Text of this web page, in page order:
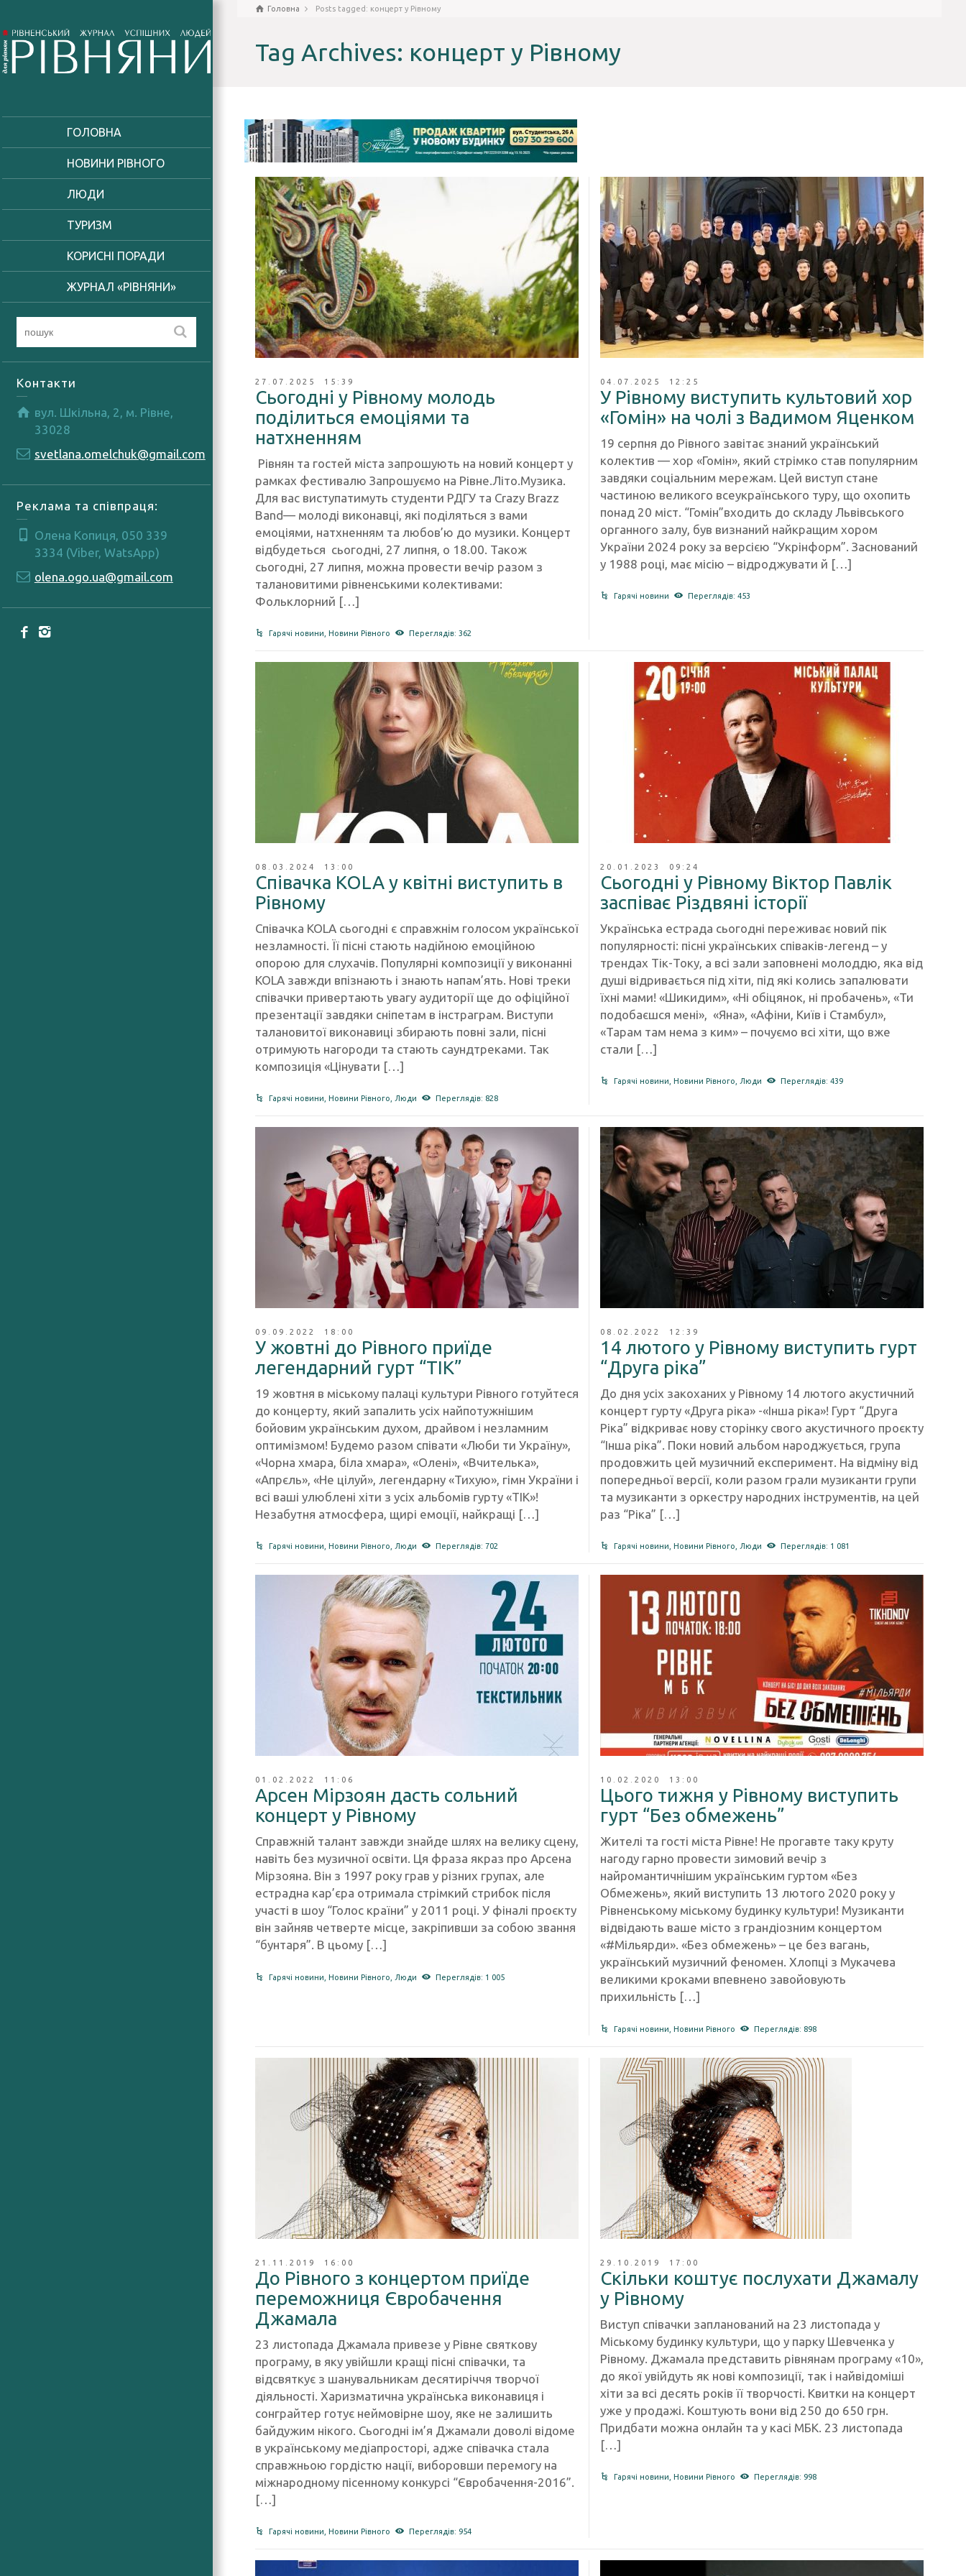
ГОЛОВНА
НОВИНИ РІВНОГО
ЛЮДИ
ТУРИЗМ
КОРИСНІ ПОРАДИ
ЖУРНАЛ «РІВНЯНИ»
Контакти
вул. Шкільна, 2, м. Рівне,
33028
svetlana.omelchuk@gmail.com
Реклама та співпраця:
Олена Копиця, 050 339
3334 (Viber, WatsApp)
olena.ogo.ua@gmail.com
Головна Posts tagged: концерт у Рівному
Tag Archives: концерт у Рівному
27.07.2025 15:39
Сьогодні у Рівному молодь
поділиться емоціями та
натхненням
Рівнян та гостей міста запрошують на новий концерт у
рамках фестивалю Запрошуємо на Рівне.Літо.Музика.
Для вас виступатимуть студенти РДГУ та Crazy Brazz
Band— молоді виконавці, які поділяться з вами
емоціями, натхненням та любов’ю до музики. Концерт
відбудеться сьогодні, 27 липня, о 18.00. Також
сьогодні, 27 липня, можна провести вечір разом з
талановитими рівненськими колективами:
Фольклорний […]
Гарячі новини ,Новини Рівного Переглядів: 362
04.07.2025 12:25
У Рівному виступить культовий хор
«Гомін» на чолі з Вадимом Яценком
19 серпня до Рівного завітає знаний український
колектив — хор «Гомін», який стрімко став популярним
завдяки соціальним мережам. Цей виступ стане
частиною великого всеукраїнського туру, що охопить
понад 20 міст. “Гомін”входить до складу Львівського
органного залу, був визнаний найкращим хором
України 2024 року за версією “Укрінформ”. Заснований
у 1988 році, має місію – відроджувати й […]
Гарячі новини Переглядів: 453
08.03.2024 13:00
Співачка KOLA у квітні виступить в
Рівному
Співачка KOLA сьогодні є справжнім голосом української
незламності. Її пісні стають надійною емоційною
опорою для слухачів. Популярні композиції у виконанні
KOLA завжди впізнають і знають напам’ять. Нові треки
співачки привертають увагу аудиторії ще до офіційної
презентації завдяки сніпетам в інстраграм. Виступи
талановитої виконавиці збирають повні зали, пісні
отримують нагороди та стають саундтреками. Так
композиція «Цінувати […]
Гарячі новини ,Новини Рівного Люди Переглядів: 828
20.01.2023 09:24
Сьогодні у Рівному Віктор Павлік
заспіває Різдвяні історії
Українська естрада сьогодні переживає новий пік
популярності: пісні українських співаків-легенд – у
трендах Тік-Току, а всі зали заповнені молоддю, яка від
душі відривається під хіти, під які колись запалювати
їхні мами! «Шикидим», «Ні обіцянок, ні пробачень», «Ти
подобаєшся мені», «Яна», «Афіни, Київ і Стамбул»,
«Тарам там нема з ким» – почуємо всі хіти, що вже
стали […]
Гарячі новини ,Новини Рівного Люди Переглядів: 439
09.09.2022 18:00
У жовтні до Рівного приїде
легендарний гурт “ТІК”
19 жовтня в міському палаці культури Рівного готуйтеся
до концерту, який запалить усіх найпотужнішим
бойовим українським духом, драйвом і незламним
оптимізмом! Будемо разом співати «Люби ти Україну»,
«Чорна хмара, біла хмара», «Олені», «Вчителька»,
«Апрєль», «Не цілуй», легендарну «Тихую», гімн України і
всі ваші улюблені хіти з усіх альбомів гурту «ТІК»!
Незабутня атмосфера, щирі емоції, найкращі […]
Гарячі новини Новини Рівного Люди Переглядів: 702
08.02.2022 12:39
14 лютого у Рівному виступить гурт
“Друга ріка”
До дня усіх закоханих у Рівному 14 лютого акустичний
концерт гурту «Друга ріка» -«Інша ріка»! Гурт “Друга
Ріка” відкриває нову сторінку свого акустичного проєкту
“Інша ріка”. Поки новий альбом народжується, група
продовжить цей музичний експеримент. На відміну від
попередньої версії, коли разом грали музиканти групи
та музиканти з оркестру народних інструментів, на цей
раз “Ріка” […]
Гарячі новини Новини Рівного Люди Переглядів: 1 081
01.02.2022 11:06
Арсен Мірзоян дасть сольний
концерт у Рівному
Справжній талант завжди знайде шлях на велику сцену,
навіть без музичної освіти. Ця фраза якраз про Арсена
Мірзояна. Він з 1997 року грав у різних групах, але
естрадна кар’єра отримала стрімкий стрибок після
участі в шоу “Голос країни” у 2011 році. У фіналі проєкту
він зайняв четверте місце, закріпивши за собою звання
“бунтаря”. В цьому […]
Гарячі новини ,Новини Рівного Люди Переглядів: 1 005
10.02.2020 13:00
Цього тижня у Рівному виступить
гурт “Без обмежень”
Жителі та гості міста Рівне! Не прогавте таку круту
нагоду гарно провести зимовий вечір з
найромантичнішим українським гуртом «Без
Обмежень», який виступить 13 лютого 2020 року у
Рівненському міському будинку культури! Музиканти
відвідають ваше місто з грандіозним концертом
«#Мільярди». «Без обмежень» – це без вагань,
український музичний феномен. Хлопці з Мукачева
великими кроками впевнено завойовують
прихильність […]
Гарячі новини ,Новини Рівного Переглядів: 898
21.11.2019 16:00
До Рівного з концертом приїде
переможниця Євробачення
Джамала
23 листопада Джамала привезе у Рівне святкову
програму, в яку увійшли кращі пісні співачки, та
відсвяткує з шанувальникам десятиріччя творчої
діяльності. Харизматична українська виконавиця і
сонграйтер готує неймовірне шоу, яке не залишить
байдужим нікого. Сьогодні ім’я Джамали доволі відоме
в українському медіапросторі, адже співачка стала
справжньою гордістю нації, виборовши перемогу на
міжнародному пісенному конкурсі “Євробачення-2016”.
[…]
Гарячі новини ,Новини Рівного Переглядів: 954
29.10.2019 17:00
Скільки коштує послухати Джамалу
у Рівному
Виступ співачки запланований на 23 листопада у
Міському будинку культури, що у парку Шевченка у
Рівному. Джамала представить рівнянам програму «10»,
до якої увійдуть як нові композиції, так і найвідоміші
хіти за всі десять років її творчості. Квитки на концерт
уже у продажі. Коштують вони від 250 до 650 грн.
Придбати можна онлайн та у касі МБК. 23 листопада
[…]
Гарячі новини ,Новини Рівного Переглядів: 998